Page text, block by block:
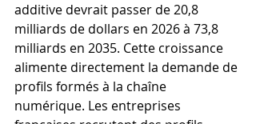
additive devrait passer de 20,8
milliards de dollars en 2026 à 73,8
milliards en 2035. Cette croissance
alimente directement la demande de
profils formés à la chaîne
numérique. Les entreprises